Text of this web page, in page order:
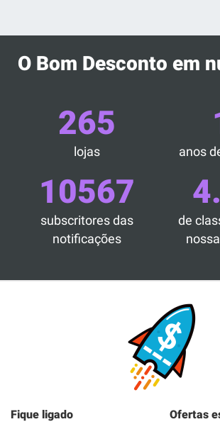
O Bom Desconto em
265
lojas anos
10567
subscritores das
notificações
de
Fique ligado
Ofertas